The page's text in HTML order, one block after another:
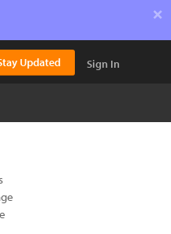
×
Updated Sign In